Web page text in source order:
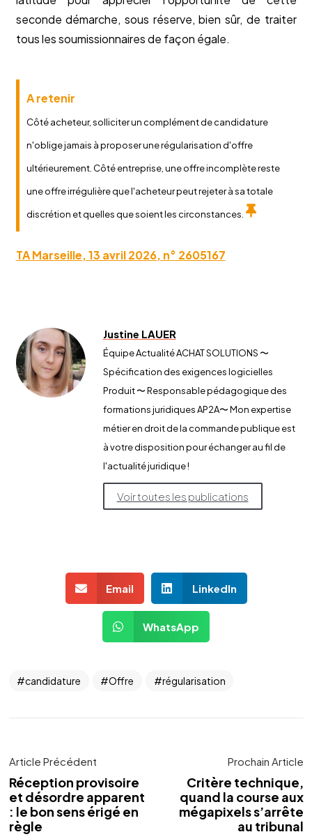
seconde démarche, sous réserve, bien sûr, de traiter
tous les soumissionnaires de façon égale.
A retenir
Côté acheteur, solliciter un complément de candidature
n'oblige jamais à proposer une régularisation d'offre
ultérieurement. Côté entreprise, une offre incomplète reste
une offre irrégulière que l'acheteur peut rejeter à sa totale
discrétion et quelles que soient les circonstances.
TA Marseille, 13 avril 2026, n° 2605167
Justine LAUER
Équipe Actualité ACHAT SOLUTIONS 〜
Spécification des exigences logicielles
Produit 〜 Responsable pédagogique des
formations juridiques AP2A​〜 Mon expertise
métier en droit de la commande publique est
à votre disposition pour échanger au fil de
l'actualité juridique !
Voir toutes les publications
Email LinkedIn
WhatsApp
candidature Offre régularisation
Article Précédent
Réception provisoire
et désordre apparent
: le bon sens érigé en
règle
Prochain Article
Critère technique,
quand la course aux
mégapixels s’arrête
au tribunal